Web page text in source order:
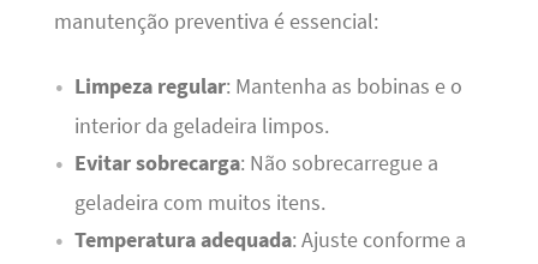
manutenção preventiva é essencial:
Limpeza regular: Mantenha as bobinas e o
interior da geladeira limpos.
Evitar sobrecarga: Não sobrecarregue a
geladeira com muitos itens.
Temperatura adequada: Ajuste conforme a